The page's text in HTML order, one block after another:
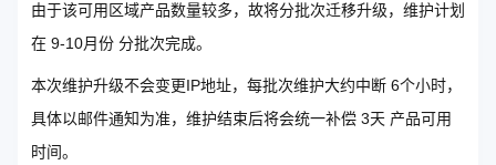
由于该可用区域产品数量较多，故将分批次迁移升级，维护计划
在 9-10月份 分批次完成。
本次维护升级不会变更IP地址，每批次维护大约中断 6个小时，
具体以邮件通知为准，维护结束后将会统一补偿 3天 产品可用
时间。